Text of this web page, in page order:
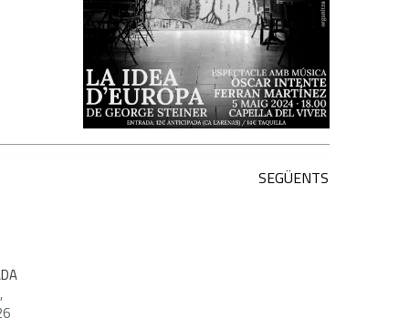
SEGÜENTS